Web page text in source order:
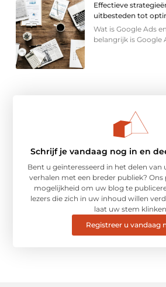
Effectieve
uitbesteden tot
Wat is Google Ads
belangrijk is Google
Schrijf je vandaag nog in en
Bent u geïnteresseerd in het delen van
verhalen met een breder publiek?
mogelijkheid om uw blog te
lezers die zich in uw inhoud willen
laat uw stem
Registreer u vandaag